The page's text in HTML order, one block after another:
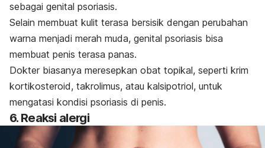
sebagai genital psoriasis.
Selain membuat kulit terasa bersisik dengan perubahan
warna menjadi merah muda, genital psoriasis bisa
membuat penis terasa panas.
Dokter biasanya meresepkan obat topikal, seperti krim
kortikosteroid, takrolimus, atau kalsipotriol, untuk
mengatasi kondisi psoriasis di penis.
6. Reaksi alergi